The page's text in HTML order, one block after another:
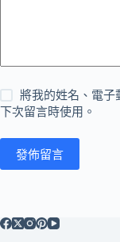
將我的姓名、電子
下次留言時使用。
發佈留言